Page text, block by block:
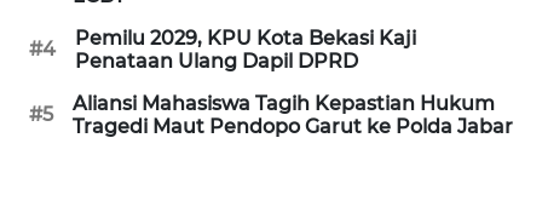
#4
Pemilu 2029, KPU Kota Bekasi Kaji
Penataan Ulang Dapil DPRD
#5
Aliansi Mahasiswa Tagih Kepastian Hukum
Tragedi Maut Pendopo Garut ke Polda Jabar
SUBANG
WN
SUKABUMI